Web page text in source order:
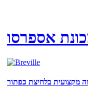
מקצועית בלחיצת כפתור